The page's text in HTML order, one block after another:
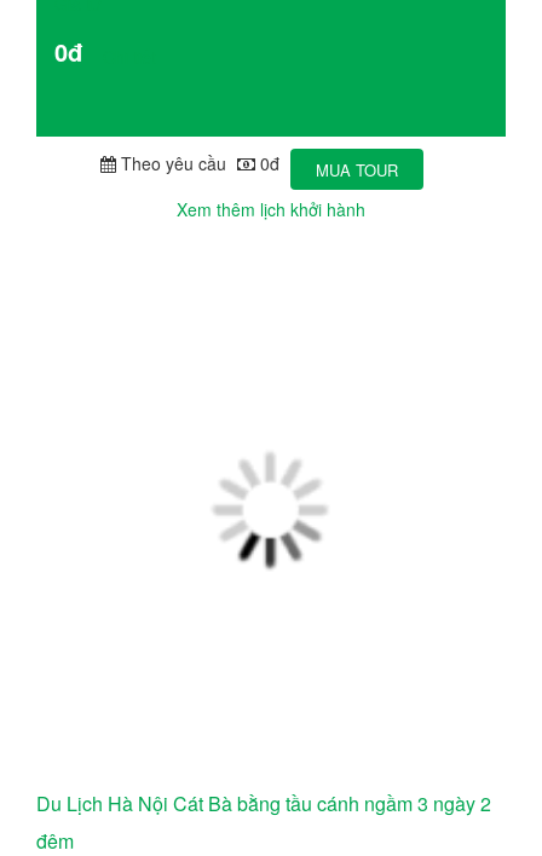
0đ
Theo yêu cầu 0đ MUA TOUR
Xem thêm lịch khởi hành
Du Lịch Hà Nội Cát Bà bằng tầu cánh ngầm 3 ngày 2
đêm